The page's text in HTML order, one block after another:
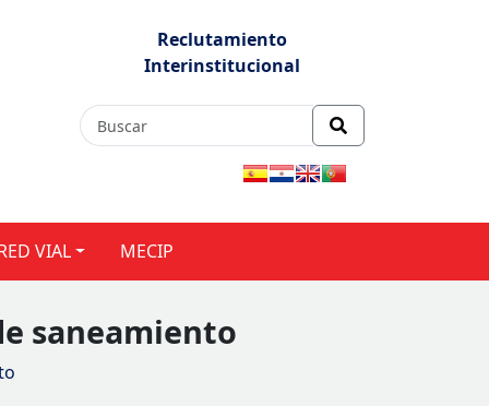
Reclutamiento
Interinstitucional
VIAL MECIP
saneamiento